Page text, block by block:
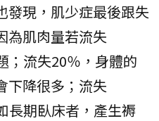
發現，肌少症最後跟失
為肌肉量若流失
；流失20％，身體的
下降很多；流失
長期臥床者，產生褥